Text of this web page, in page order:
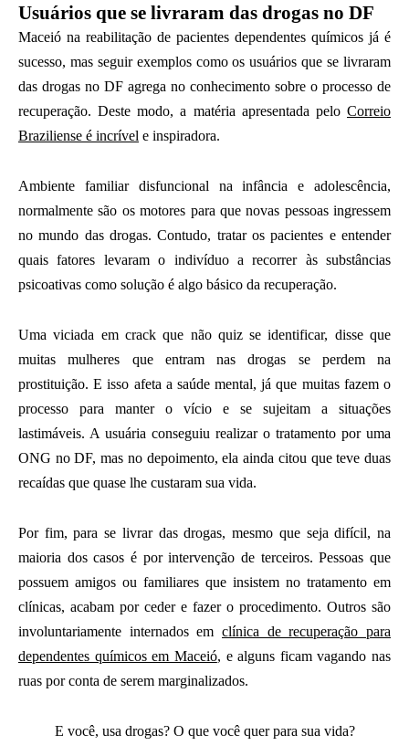
Usuários que se livraram das drogas no DF
Maceió na reabilitação de pacientes dependentes químicos já é
sucesso, mas seguir exemplos como os usuários que se livraram
das drogas no DF agrega no conhecimento sobre o processo de
recuperação. Deste modo, a matéria apresentada pelo Correio
Braziliense é incrível e inspiradora.
Ambiente familiar disfuncional na infância e adolescência,
normalmente são os motores para que novas pessoas ingressem
no mundo das drogas. Contudo, tratar os pacientes e entender
quais fatores levaram o indivíduo a recorrer às substâncias
psicoativas como solução é algo básico da recuperação.
Uma viciada em crack que não quiz se identificar, disse que
muitas mulheres que entram nas drogas se perdem na
prostituição. E isso afeta a saúde mental, já que muitas fazem o
processo para manter o vício e se sujeitam a situações
lastimáveis. A usuária conseguiu realizar o tratamento por uma
ONG no DF, mas no depoimento, ela ainda citou que teve duas
recaídas que quase lhe custaram sua vida.
Por fim, para se livrar das drogas, mesmo que seja difícil, na
maioria dos casos é por intervenção de terceiros. Pessoas que
possuem amigos ou familiares que insistem no tratamento em
clínicas, acabam por ceder e fazer o procedimento. Outros são
involuntariamente internados em clínica de recuperação para
dependentes químicos em Maceió, e alguns ficam vagando nas
ruas por conta de serem marginalizados.
E você, usa drogas? O que você quer para sua vida?